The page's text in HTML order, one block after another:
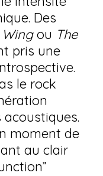
Des
ou The
pris une
le rock
moment de
au clair